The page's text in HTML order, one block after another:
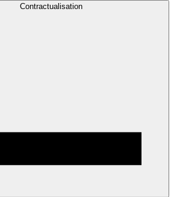
Contractualisation